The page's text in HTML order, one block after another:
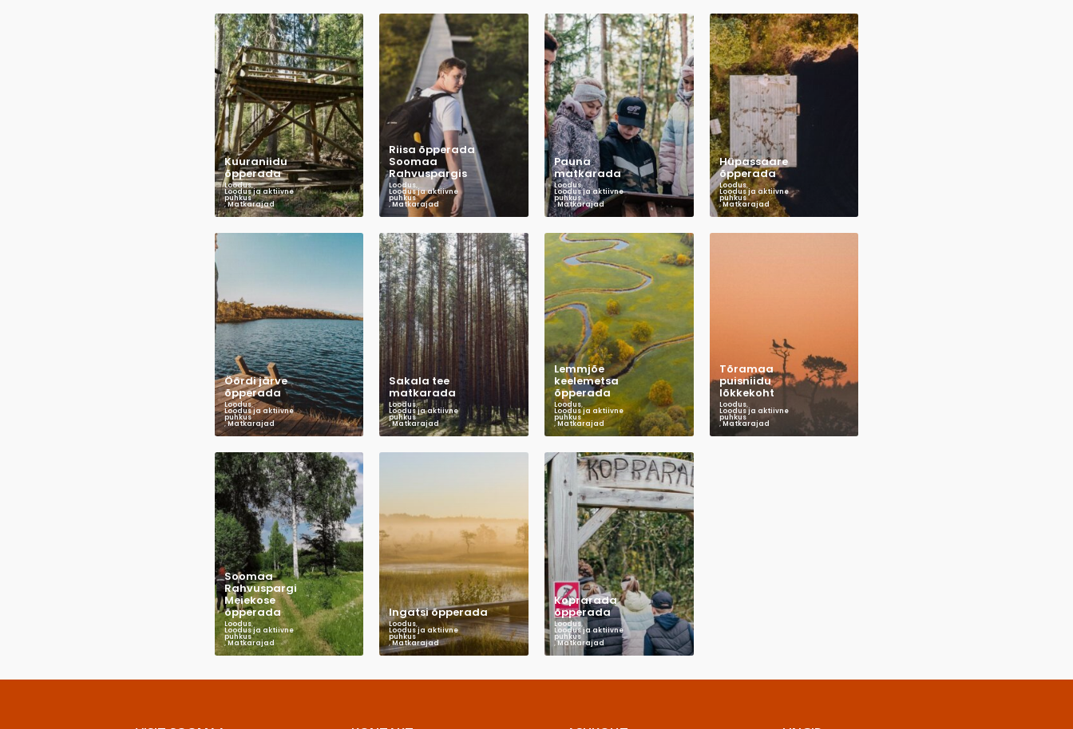
Kuuraniidu
õpperada
Loodus,
Loodus ja aktiivne
puhkus
,Matkarajad
Riisa õpperada
Soomaa
Rahvuspargis
Loodus
Loodus ja aktiivne
puhkus
,Matkarajad
Pauna
matkarada
Loodus,
Loodus ja aktiivne
puhkus
,Matkarajad
Hüpassaare
õpperada
Loodus,
Loodus ja aktiivne
puhkus
,Matkarajad
Öördi järve
õpperada
Loodus,
Loodus ja aktiivne
puhkus
,Matkarajad
Sakala tee
matkarada
Loodus,
Loodus ja aktiivne
puhkus
,Matkarajad
Lemmjõe
keelemetsa
õpperada
Loodus,
Loodus ja aktiivne
puhkus
,Matkarajad
Tõramaa
puisniidu
lõkkekoht
Loodus,
Loodus ja aktiivne
puhkus
,Matkarajad
Soomaa
Rahvuspargi
Meiekose
õpperada
Loodus,
Loodus ja aktiivne
puhkus
,Matkarajad
Ingatsi õpperada
Loodus
Loodus ja aktiivne
puhkus
,Matkarajad
Koprarada
õpperada
Loodus,
Loodus ja aktiivne
puhkus
,Matkarajad